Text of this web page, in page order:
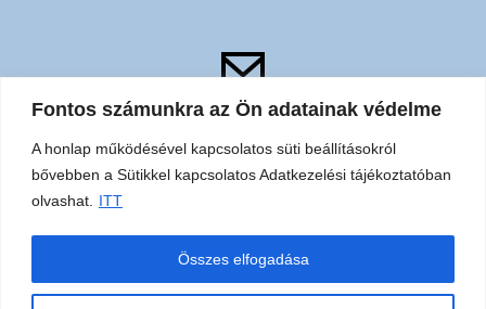
Fontos számunkra az Ön adatainak védelme
A honlap működésével kapcsolatos süti beállításokról
bővebben a Sütikkel kapcsolatos Adatkezelési tájékoztatóban
olvashat.
ITT
Összes elfogadása
toldy@toldykorhaz.hu
AkadálymentesítésiKözérdekű
adatok
Elérhetőségek
Sütik
tájékoztató